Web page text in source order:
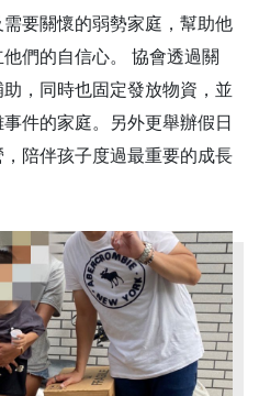
要關懷的弱勢家庭，幫助他
們的自信心。 協會透過關
，同時也固定發放物資，並
件的家庭。另外更舉辦假日
陪伴孩子度過最重要的成長